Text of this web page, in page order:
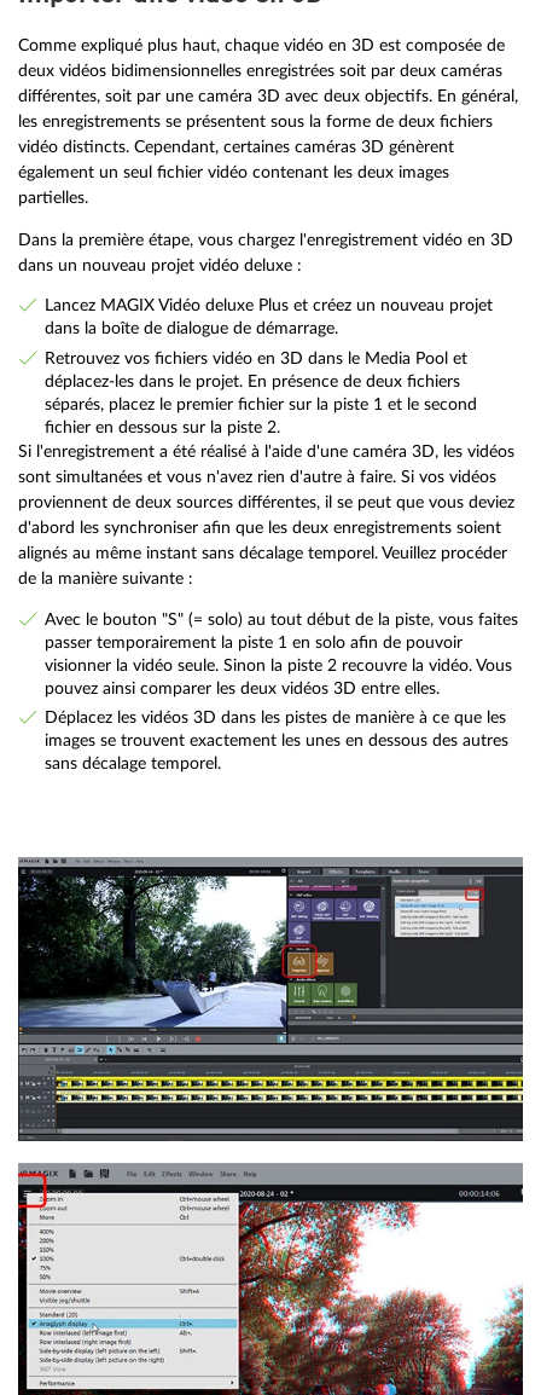
Comme expliqué plus haut, chaque vidéo en 3D est composée de
deux vidéos bidimensionnelles enregistrées soit par deux caméras
différentes, soit par une caméra 3D avec deux objectifs. En général,
les enregistrements se présentent sous la forme de deux fichiers
vidéo distincts. Cependant, certaines caméras 3D génèrent
également un seul fichier vidéo contenant les deux images
partielles.
Dans la première étape, vous chargez l'enregistrement vidéo en 3D
dans un nouveau projet vidéo deluxe :
Lancez MAGIX Vidéo deluxe Plus et créez un nouveau projet
dans la boîte de dialogue de démarrage.
Retrouvez vos fichiers vidéo en 3D dans le Media Pool et
déplacez-les dans le projet. En présence de deux fichiers
séparés, placez le premier fichier sur la piste 1 et le second
fichier en dessous sur la piste 2.
Si l'enregistrement a été réalisé à l'aide d'une caméra 3D, les vidéos
sont simultanées et vous n'avez rien d'autre à faire. Si vos vidéos
proviennent de deux sources différentes, il se peut que vous deviez
d'abord les synchroniser afin que les deux enregistrements soient
alignés au même instant sans décalage temporel. Veuillez procéder
de la manière suivante :
Avec le bouton "S" (= solo) au tout début de la piste, vous faites
passer temporairement la piste 1 en solo afin de pouvoir
visionner la vidéo seule. Sinon la piste 2 recouvre la vidéo. Vous
pouvez ainsi comparer les deux vidéos 3D entre elles.
Déplacez les vidéos 3D dans les pistes de manière à ce que les
images se trouvent exactement les unes en dessous des autres
sans décalage temporel.